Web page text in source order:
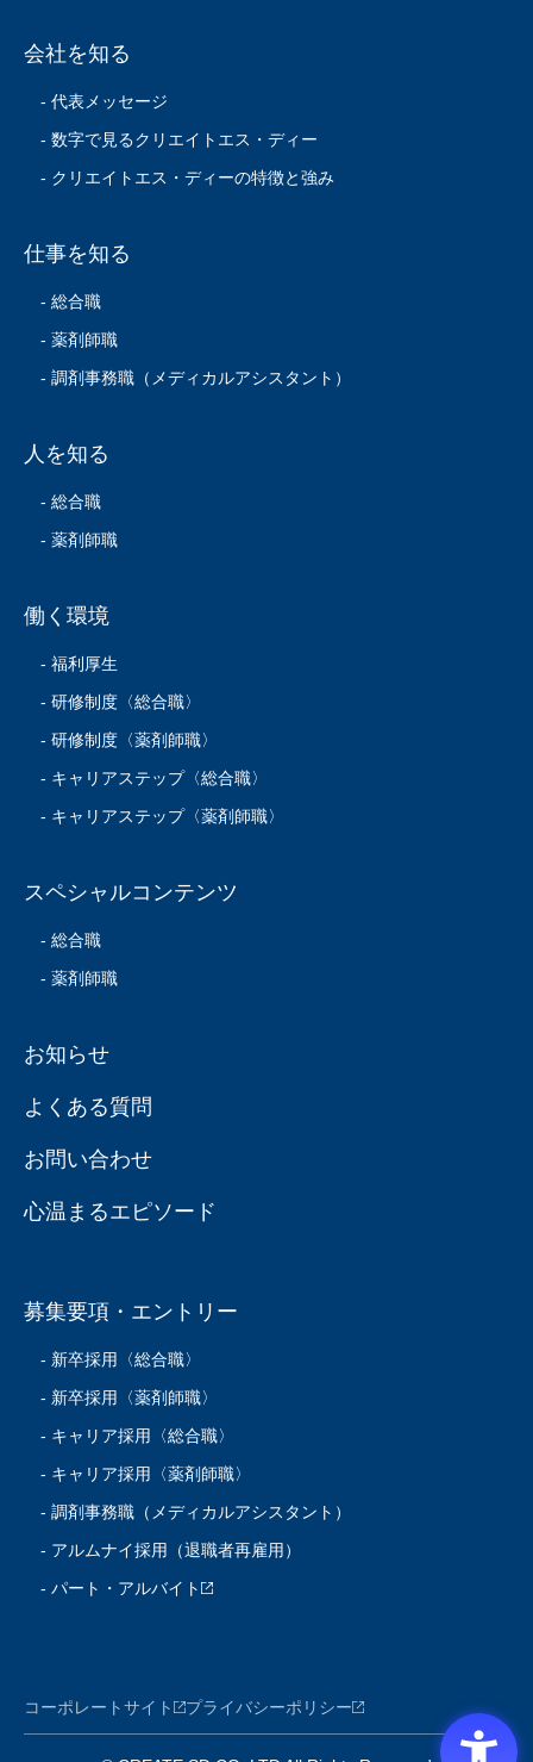
会社を知る
- 代表メッセージ
- 数字で見るクリエイトエス・ディー
- クリエイトエス・ディーの特徴と強み
仕事を知る
- 総合職
- 薬剤師職
- 調剤事務職（メディカルアシスタント）
人を知る
- 総合職
- 薬剤師職
働く環境
- 福利厚生
- 研修制度〈総合職〉
- 研修制度〈薬剤師職〉
- キャリアステップ〈総合職〉
- キャリアステップ〈薬剤師職〉
スペシャルコンテンツ
- 総合職
- 薬剤師職
お知らせ
よくある質問
お問い合わせ
心温まるエピソード
募集要項・エントリー
- 新卒採用〈総合職〉
- 新卒採用〈薬剤師職〉
- キャリア採用〈総合職〉
- キャリア採用〈薬剤師職〉
- 調剤事務職（メディカルアシスタント）
- アルムナイ採用（退職者再雇用）
- パート・アルバイト
コーポレートサイト プライバシーポリシー